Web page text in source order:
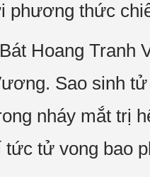
phương thức
Hoang Tranh
Sao sinh
nháy mắt trị
tử vong bao